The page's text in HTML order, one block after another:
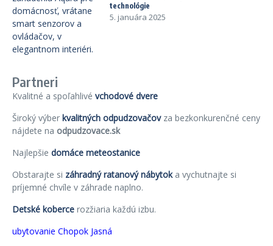
technológie
5. januára 2025
Partneri
Kvalitné a spoľahlivé vchodové dvere
Široký výber kvalitných odpudzovačovza bezkonkurenčné ceny
nájdete na odpudzovace.sk
Najlepšie domáce meteostanice
Obstarajte si záhradný ratanový nábytoka vychutnajte si
príjemné chvíle v záhrade naplno.
Detské koberce rozžiaria každú izbu.
ubytovanie Chopok Jasná